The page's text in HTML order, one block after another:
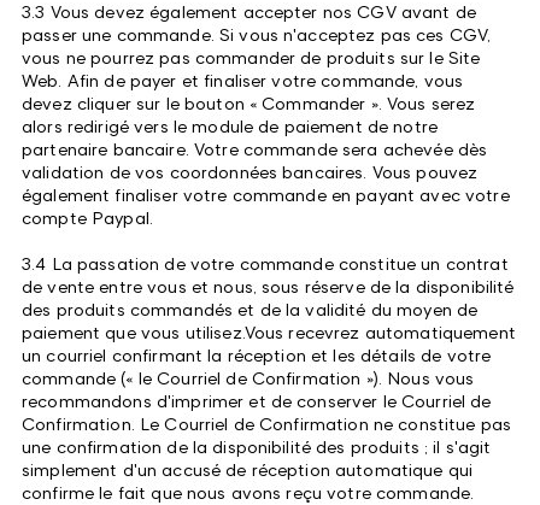
3.3 Vous devez également accepter nos CGV avant de
passer une commande. Si vous n'acceptez pas ces CGV,
vous ne pourrez pas commander de produits sur le Site
Web. Afin de payer et finaliser votre commande, vous
devez cliquer sur le bouton « Commander ». Vous serez
alors redirigé vers le module de paiement de notre
partenaire bancaire. Votre commande sera achevée dès
validation de vos coordonnées bancaires. Vous pouvez
également finaliser votre commande en payant avec votre
compte Paypal.
3.4 La passation de votre commande constitue un contrat
de vente entre vous et nous, sous réserve de la disponibilité
des produits commandés et de la validité du moyen de
paiement que vous utilisez.Vous recevrez automatiquement
un courriel confirmant la réception et les détails de votre
commande (« le Courriel de Confirmation »). Nous vous
recommandons d'imprimer et de conserver le Courriel de
Confirmation. Le Courriel de Confirmation ne constitue pas
une confirmation de la disponibilité des produits ; il s'agit
simplement d'un accusé de réception automatique qui
confirme le fait que nous avons reçu votre commande.